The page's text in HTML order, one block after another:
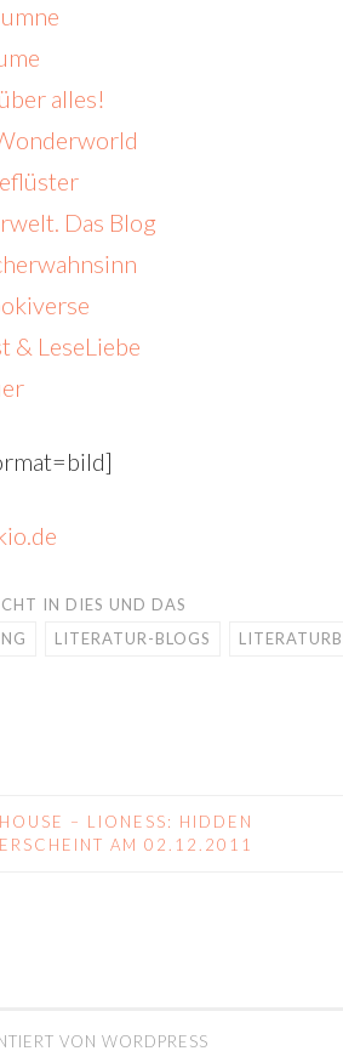
alles!
Das Blog
& LeseLiebe
IN DIES UND DAS
LITERATUR-BLOGS
– LIONESS: HIDDEN
ERSCHEINT AM 02.12.2011
VON WORDPRESS